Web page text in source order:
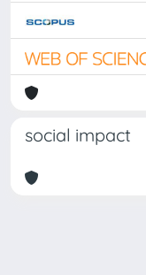
social impact